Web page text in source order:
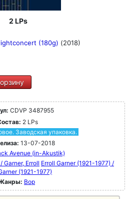
2 LPs
(180g) (2018)
CDVP 3487955
2 LPs
Заводская упаковка.
13-07-2018
Avenue (in-Akustik)
Garner, Erroll Erroll Garner (1921-1977) /
(1921-1977)
Bop